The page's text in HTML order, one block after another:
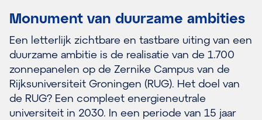
Monument van duurzame ambities
Een letterlijk zichtbare en tastbare uiting van een
duurzame ambitie is de realisatie van de 1.700
zonnepanelen op de Zernike Campus van de
Rijksuniversiteit Groningen (RUG). Het doel van
de RUG? Een compleet energieneutrale
universiteit in 2030. In een periode van 15 jaar